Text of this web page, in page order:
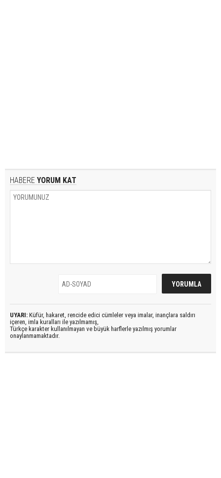
HABERE YORUM KAT
UYARI: Küfür, hakaret, rencide edici cümleler veya imalar, inançlara saldırı
içeren, imla kuralları ile yazılmamış,
Türkçe karakter kullanılmayan ve büyük harflerle yazılmış yorumlar
onaylanmamaktadır.